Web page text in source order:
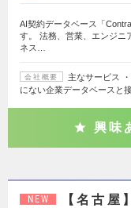
AI契約データベース「
す。 法務、営業、エンジニ
ネス…
会社概要
主なサービス
にない企業データベースと
興味
NEW
【名古屋